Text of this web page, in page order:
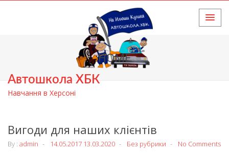
Автошкола ХБК
Навчання в Херсоні
HOME
Вигоди для наших клієнтів
By : admin 14.05.2017 13.03.2020 Без рубрики No Comments